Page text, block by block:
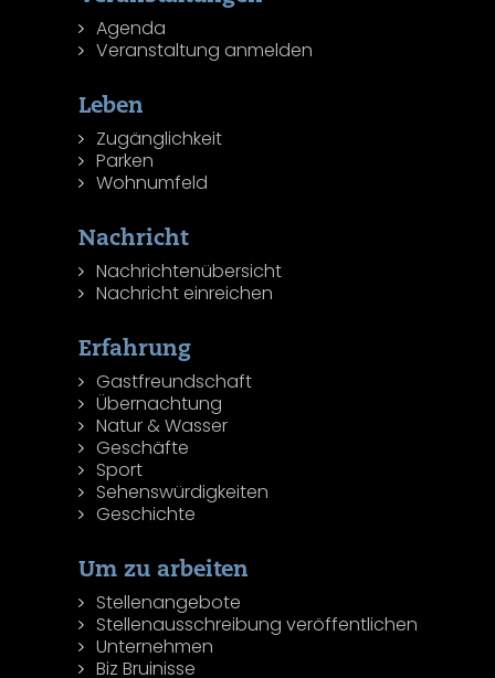
Agenda
Veranstaltung anmelden
Leben
Zugänglichkeit
Parken
Wohnumfeld
Nachricht
Nachrichtenübersicht
Nachricht einreichen
Erfahrung
Gastfreundschaft
Übernachtung
Natur & Wasser
Geschäfte
Sport
Sehenswürdigkeiten
Geschichte
Um zu arbeiten
Stellenangebote
Stellenausschreibung veröffentlichen
Unternehmen
Biz Bruinisse